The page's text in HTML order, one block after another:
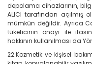
depolama cihazlarının,
ALICI tarafından açılmış
mümkün değildir. Ayrıca
tüketicinin onayı ile
hakkının kullanılması da
22.Kozmetik ve kişisel